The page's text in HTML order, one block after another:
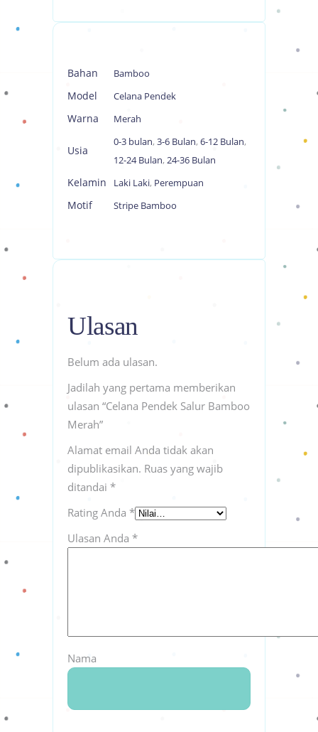
Bahan Bamboo
Model Celana Pendek
Warna Merah
Usia
0-3 bulan, 3-6 Bulan, 6-12 Bulan,
12-24 Bulan, 24-36 Bulan
Kelamin Laki Laki, Perempuan
Motif Stripe Bamboo
Ulasan
Belum ada ulasan.
Jadilah yang pertama memberikan
ulasan “Celana Pendek Salur Bamboo
Merah”
Alamat email Anda tidak akan
dipublikasikan. Ruas yang wajib
ditandai *
Rating Anda *
Ulasan Anda *
Nama